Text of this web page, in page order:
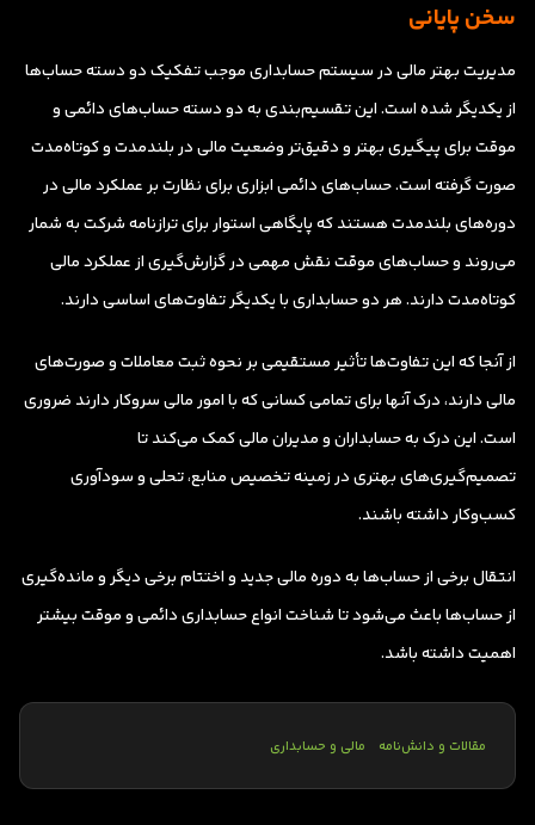
سخن پایانی
مدیریت بهتر مالی در سیستم حسابداری موجب تفکیک دو دسته حساب‌ها
از یکدیگر شده است. این تقسیم‌بندی به دو دسته حساب‌های دائمی و
موقت برای پیگیری بهتر و دقیق‌تر وضعیت مالی در بلندمدت و کوتاه‌مدت
صورت گرفته است. حساب‌های دائمی ابزاری برای نظارت بر عملکرد مالی در
دوره‌های بلندمدت هستند که پایگاهی استوار برای ترازنامه شرکت به شمار
می‌روند و حساب‌های موقت نقش مهمی در گزارش‌گیری از عملکرد مالی
کوتاه‌مدت دارند. هر دو حسابداری با یکدیگر تفاوت‌های اساسی دارند.
از آنجا که این تفاوت‌ها تأثیر مستقیمی بر نحوه ثبت معاملات و صورت‌های
مالی دارند، درک آنها برای تمامی کسانی که با امور مالی سروکار دارند ضروری
است. این درک به حسابداران و مدیران مالی کمک می‌کند تا
تصمیم‌گیری‌های بهتری در زمینه تخصیص منابع، تحلی و سودآوری
کسب‌وکار داشته باشند.
انتقال برخی از حساب‌ها به دوره مالی جدید و اختتام برخی دیگر و مانده‌گیری
از حساب‌ها باعث می‌شود تا شناخت انواع حسابداری دائمی و موقت بیشتر
اهمیت داشته باشد.
مقالات و دانش‌نامه مالی و حسابداری